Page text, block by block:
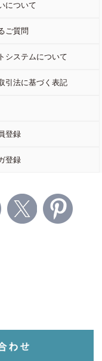
について
ご質問
システムについて
引法に基づく表記
登録
登録